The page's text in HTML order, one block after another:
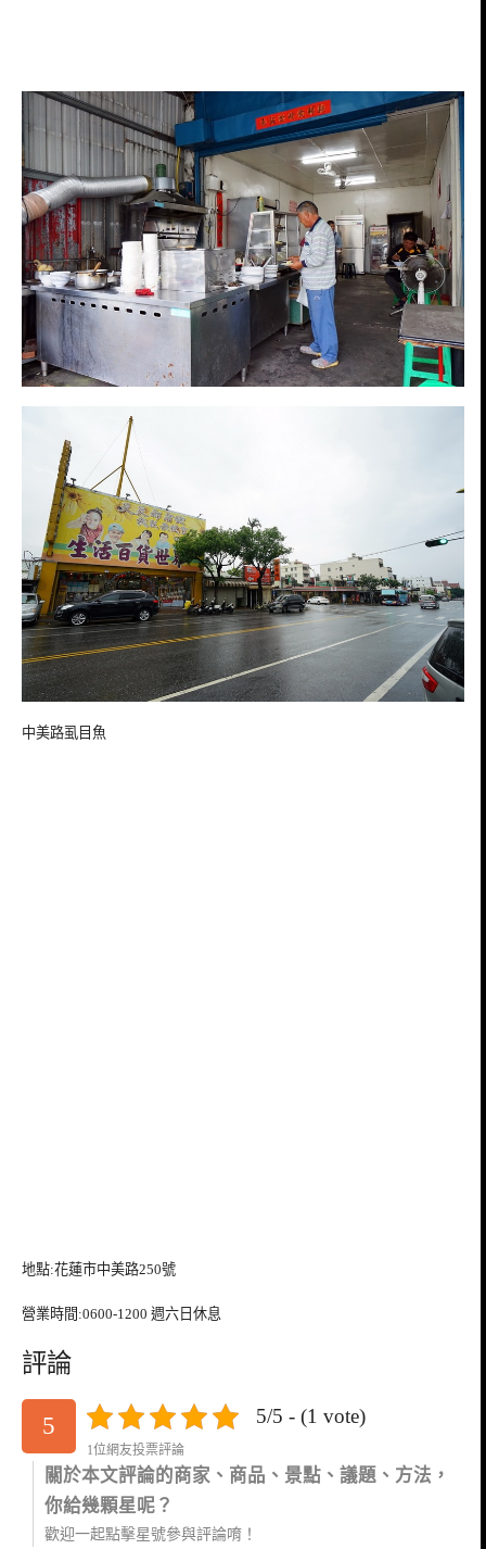
中美路虱目魚
地點:花蓮市中美路250號
營業時間:0600-1200 週六日休息
評論
5 5/5 - (1 vote)
1位網友投票評論
關於本文評論的商家、商品、景點、議題、方法，
你給幾顆星呢？
歡迎一起點擊星號參與評論唷！